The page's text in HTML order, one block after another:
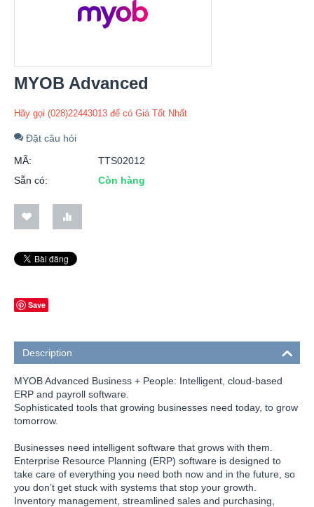
MYOB Advanced
Hãy gọi (028)22443013 để có Giá Tốt Nhất
Đặt câu hỏi
MÃ:
TTS02012
Sẵn có:
Còn hàng
Save
Description
MYOB Advanced Business + People: Intelligent, cloud-based
ERP and payroll software.
Sophisticated tools that growing businesses need today, to grow
tomorrow.
Businesses need intelligent software that grows with them.
Enterprise Resource Planning (ERP) software is designed to
take care of everything you need both now and in the future, so
you don’t get stuck with systems that stop your growth.
Inventory management, streamlined sales and purchasing,